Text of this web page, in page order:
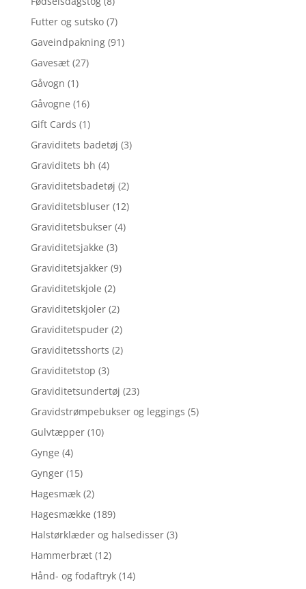
Futter og sutsko (7)
Gaveindpakning (91)
Gavesæt (27)
Gåvogn (1)
Gåvogne (16)
Gift Cards (1)
Graviditets badetøj (3)
Graviditets bh (4)
Graviditetsbadetøj (2)
Graviditetsbluser (12)
Graviditetsbukser (4)
Graviditetsjakke (3)
Graviditetsjakker (9)
Graviditetskjole (2)
Graviditetskjoler (2)
Graviditetspuder (2)
Graviditetsshorts (2)
Graviditetstop (3)
Graviditetsundertøj (23)
Gravidstrømpebukser og leggings (5)
Gulvtæpper (10)
Gynge (4)
Gynger (15)
Hagesmæk (2)
Hagesmække (189)
Halstørklæder og halsedisser (3)
Hammerbræt (12)
Hånd- og fodaftryk (14)